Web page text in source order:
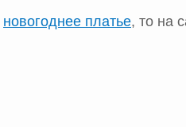
новогоднее платье, то на